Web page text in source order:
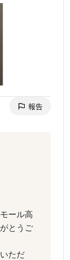
報告
ール高
とうご
ただ